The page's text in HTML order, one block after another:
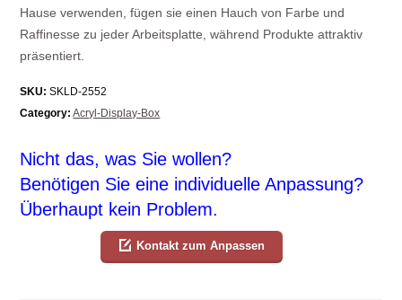
Hause verwenden, fügen sie einen Hauch von Farbe und
Raffinesse zu jeder Arbeitsplatte, während Produkte attraktiv
präsentiert.
SKU: SKLD-2552
Category: Acryl-Display-Box
Nicht das, was Sie wollen?
Benötigen Sie eine individuelle Anpassung?
Überhaupt kein Problem.
Kontakt zum Anpassen